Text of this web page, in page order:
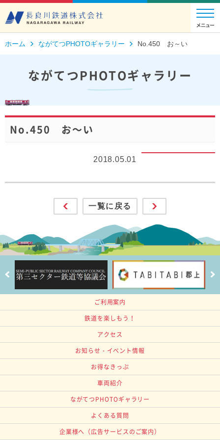
ホーム ながてつPHOTOギャラリー No.450 お～い
ながてつPHOTOギャラリー
No.450 お～い
2018.05.01
一覧に戻る
ご利用案内
鉄道を楽しもう！
アクセス
お知らせ・イベント情報
お得なきっぷ
車両紹介
ながてつPHOTOギャラリー
よくある質問
企業様へ （広告サービスのご案内）